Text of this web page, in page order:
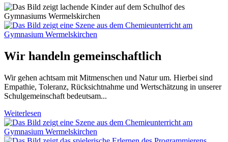
Wir handeln gemeinschaftlich
Wir gehen achtsam mit Mitmenschen und Natur um. Hierbei sind
Empathie, Toleranz, Rücksichtnahme und Wertschätzung in unserer
Schulgemeinschaft bedeutsam...
Weiterlesen